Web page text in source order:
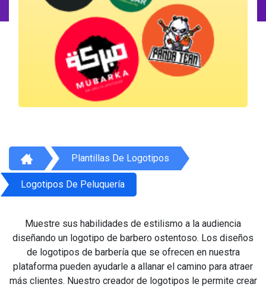
Plantillas De Logotipos
Logotipos De Peluquería
Muestre sus habilidades de estilismo a la audiencia
diseñando un logotipo de barbero ostentoso. Los diseños
de logotipos de barbería que se ofrecen en nuestra
plataforma pueden ayudarle a allanar el camino para atraer
más clientes. Nuestro creador de logotipos le permite crear